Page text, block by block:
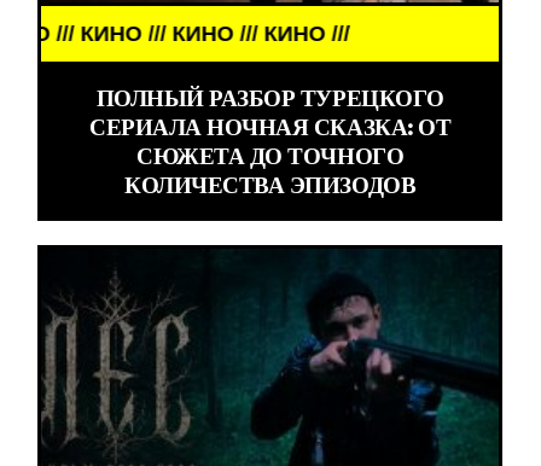
/// КИНО /// КИНО ///
ПОЛНЫЙ РАЗБОР ТУРЕЦКОГО
СЕРИАЛА НОЧНАЯ СКАЗКА: ОТ
СЮЖЕТА ДО ТОЧНОГО
КОЛИЧЕСТВА ЭПИЗОДОВ